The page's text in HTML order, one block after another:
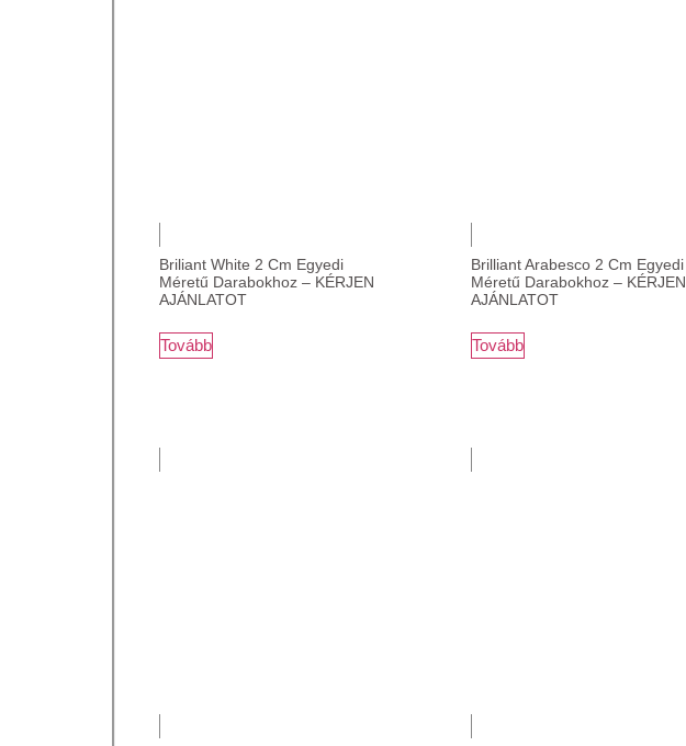
Briliant White 2 Cm Egyedi
Méretű Darabokhoz – KÉRJEN
AJÁNLATOT
Tovább
Brilliant Arabesco 2 Cm Egyedi
Méretű Darabokhoz – KÉRJEN
AJÁNLATOT
Tovább